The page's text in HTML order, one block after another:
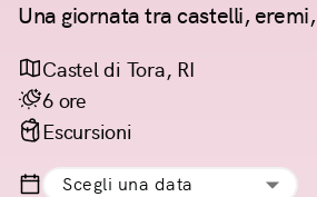
Una giornata tra castelli,
Castel di Tora, RI
6 ore
Escursioni
Scegli una data